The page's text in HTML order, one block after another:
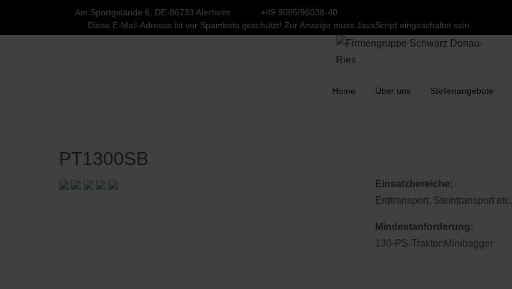
Am Sportgelände 6, DE-86733 Alerheim
+49 9085/96038-40
Diese E-Mail-Adresse ist vor Spambots geschützt! Zur Anzeige muss JavaScript eingeschaltet sein.
Home Über uns Stellenangebote
PT1300SB
Einsatzbereiche:
Erdtransport, Steintransport etc.
Mindestanforderung:
130-PS-Traktor;Minibagger